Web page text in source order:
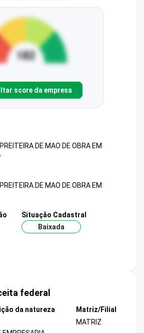
score da empresa
DE MAO DE OBRA EM
DE MAO DE OBRA EM
Situação Cadastral
Baixada
federal
da natureza
Matriz/Filial
MATRIZ